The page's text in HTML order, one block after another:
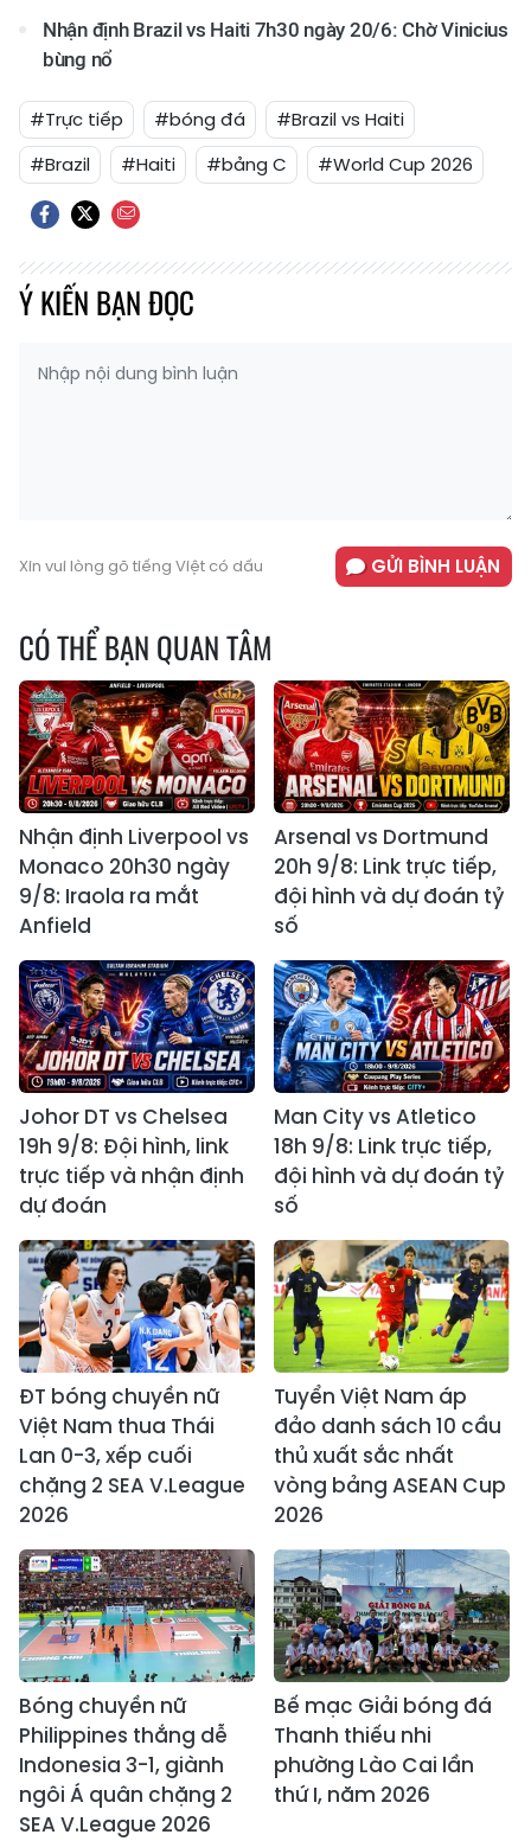
Nhận định Brazil vs Haiti 7h30 ngày 20/6: Chờ Vinicius
bùng nổ
#Trực tiếp #bóng đá
#Brazil vs Haiti
#Brazil
#Haiti #bảng C #World Cup 2026
Ý KIẾN BẠN ĐỌC
Xin vui lòng gõ tiếng Việt có dấu GỬI BÌNH LUẬN
CÓ THỂ BẠN QUAN TÂM
Nhận định Liverpool vs
Monaco 20h30 ngày
9/8: Iraola ra mắt
Anfield
Arsenal vs Dortmund
20h 9/8: Link trực tiếp,
đội hình và dự đoán tỷ
số
Johor DT vs Chelsea
19h 9/8: Đội hình, link
trực tiếp và nhận định
dự đoán
Man City vs Atletico
18h 9/8: Link trực tiếp,
đội hình và dự đoán tỷ
số
ĐT bóng chuyền nữ
Việt Nam thua Thái
Lan 0-3, xếp cuối
chặng 2 SEA V.League
2026
Tuyển Việt Nam áp
đảo danh sách 10 cầu
thủ xuất sắc nhất
vòng bảng ASEAN Cup
2026
Bóng chuyền nữ
Philippines thắng dễ
Indonesia 3-1, giành
ngôi Á quân chặng 2
SEA V.League 2026
Bế mạc Giải bóng đá
Thanh thiếu nhi
phường Lào Cai lần
thứ I, năm 2026